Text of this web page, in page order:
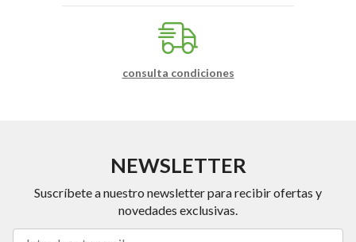
consulta condiciones
NEWSLETTER
Suscríbete a nuestro newsletter para recibir ofertas y
novedades exclusivas.